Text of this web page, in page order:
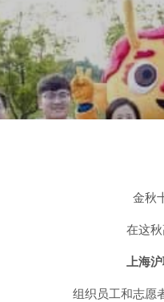
金秋
在这
上海
组织员工和志愿